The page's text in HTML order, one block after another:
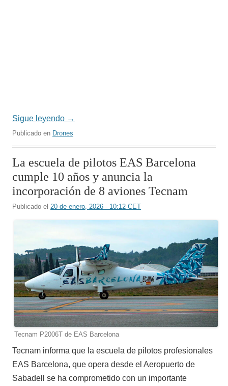
Sigue leyendo →
Publicado en Drones
La escuela de pilotos EAS Barcelona
cumple 10 años y anuncia la
incorporación de 8 aviones Tecnam
Publicado el 20 de enero, 2026 - 10:12 CET
Tecnam P2006T de EAS Barcelona
Tecnam informa que la escuela de pilotos profesionales
EAS Barcelona, ​​que opera desde el Aeropuerto de
Sabadell se ha comprometido con un importante